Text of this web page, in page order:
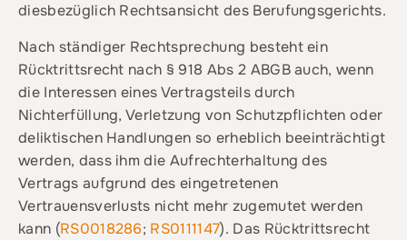
diesbezüglich Rechtsansicht des Berufungsgerichts.
Nach ständiger Rechtsprechung besteht ein
Rücktrittsrecht nach § 918 Abs 2 ABGB auch, wenn
die Interessen eines Vertragsteils durch
Nichterfüllung, Verletzung von Schutzpflichten oder
deliktischen Handlungen so erheblich beeinträchtigt
werden, dass ihm die Aufrechterhaltung des
Vertrags aufgrund des eingetretenen
Vertrauensverlusts nicht mehr zugemutet werden
kann (RS0018286; RS0111147). Das Rücktrittsrecht